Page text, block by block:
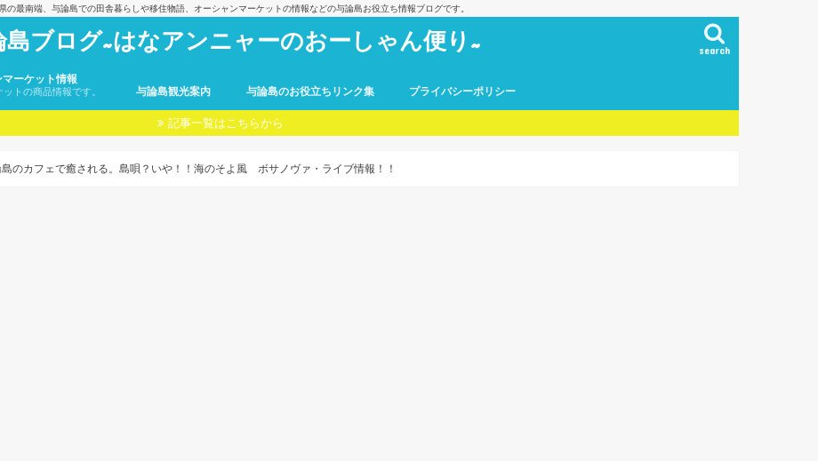
の最南端、与論島での田舎暮らしや移住物語、オーシャンマーケットの情報などの与論島お役立ち情報ブログです。
島ブログ~はなアンニャーのおーしゃん便り~ search
ーケット情報
トの商品情報です。 与論島観光案内 与論島のお役立ちリンク集 プライバシーポリシー
記事一覧はこちらから
島のカフェで癒される。島唄？いや！！海のそよ風 ボサノヴァ・ライブ情報！！